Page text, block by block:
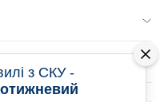
з СКУ -